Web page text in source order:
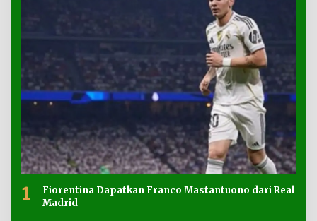
1
Fiorentina Dapatkan Franco Mastantuono dari Real
Madrid